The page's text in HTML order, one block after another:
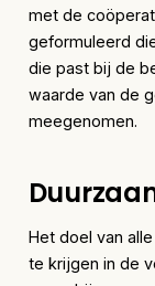
met de
geformuleerd
die past bij de
waarde van de
meegenomen.
Het doel van
te krijgen in de